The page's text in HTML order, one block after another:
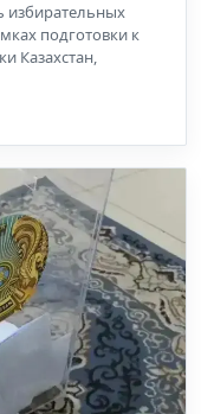
избирательных
подготовки к
Казахстан,